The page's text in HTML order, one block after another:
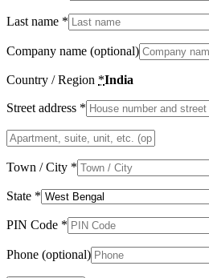
Last name *
Company name (optional)
Country / Region *India
Street address *
Apartment,
suite,
unit,
Town / City *
State *
PIN Code *
Phone (optional)